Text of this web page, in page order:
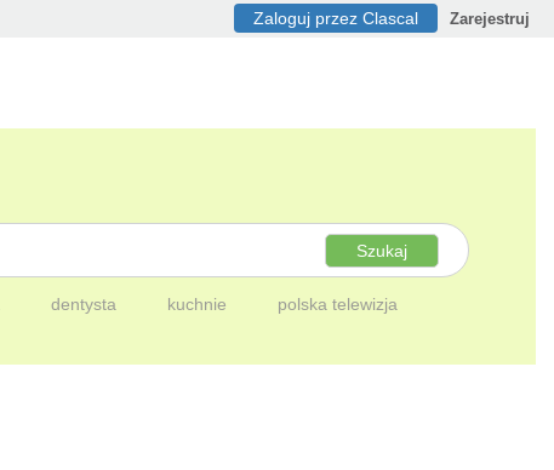
Zaloguj przez Clascal Zarejestruj
Szukaj
dentysta kuchnie polska telewizja